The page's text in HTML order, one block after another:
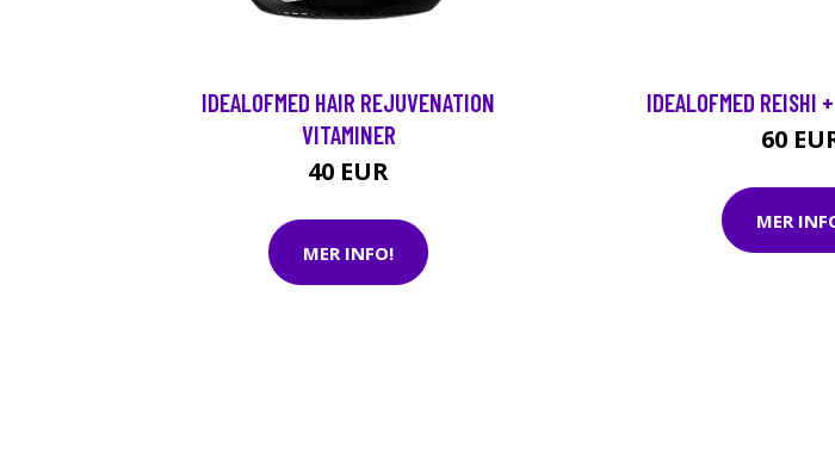
IDEALOFMED HAIR REJUVENATION
VITAMINER
40 EUR
MER INFO!
IDEALOFMED REISHI
60
MER